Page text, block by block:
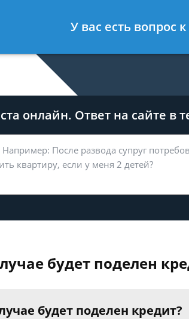
- Юрист по гражданскому праву
онлайн. Ответ на сайте в
будет поделен
будет поделен кредит?
У вас есть вопрос